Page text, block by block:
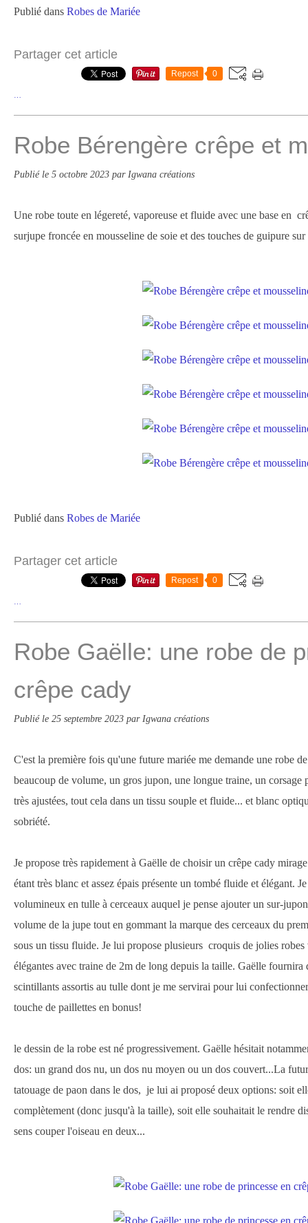
Publié dans Robes de Mariée
Partager cet article
Repost 0
Robe Bérengère crêpe et
Publié le 5 octobre 2023 par Igwana créations
Une robe toute en légereté, vaporeuse et fluide avec une base en
surjupe froncée en mousseline de soie et des touches de guipure
Publié dans Robes de Mariée
Partager cet article
Repost 0
Robe Gaëlle: une robe de
crêpe cady
Publié le 25 septembre 2023 par Igwana créations
C'est la première fois qu'une future mariée me demande une robe
beaucoup de volume, un gros jupon, une longue traine, un corsage
très ajustées, tout cela dans un tissu souple et fluide... et blanc
sobriété.
Je propose très rapidement à Gaëlle de choisir un crêpe cady
étant très blanc et assez épais présente un tombé fluide et élégant.
volumineux en tulle à cerceaux auquel je pense ajouter un sur-
volume de la jupe tout en gommant la marque des cerceaux du
sous un tissu fluide. Je lui propose plusieurs croquis de jolies robes
élégantes avec traine de 2m de long depuis la taille. Gaëlle fournira
scintillants assortis au tulle dont je me servirai pour lui
touche de paillettes en bonus!
le dessin de la robe est né progressivement. Gaëlle hésitait
dos: un grand dos nu, un dos nu moyen ou un dos couvert...La
tatouage de paon dans le dos, je lui ai proposé deux options: soit
complètement (donc jusqu'à la taille), soit elle souhaitait le rendre
sens couper l'oiseau en deux...